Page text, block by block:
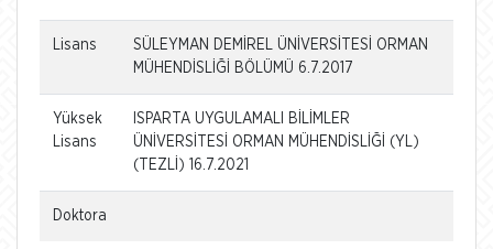
Lisans
SÜLEYMAN DEMİREL ÜNİVERSİTESİ ORMAN
MÜHENDİSLİĞİ BÖLÜMÜ 6.7.2017
Yüksek
Lisans
ISPARTA UYGULAMALI BİLİMLER
ÜNİVERSİTESİ ORMAN MÜHENDİSLİĞİ (YL)
(TEZLİ) 16.7.2021
Doktora